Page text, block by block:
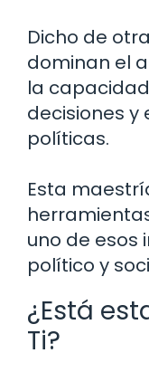
Dicho de
dominan el
la
decisiones y
políticas.
Esta
uno de esos
político y
¿Está
Ti?